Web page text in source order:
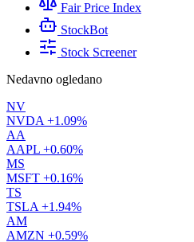
Fair Price Index
StockBot
Stock Screener
Nedavno ogledano
NV
NVDA +1.09%
AA
AAPL +0.60%
MS
MSFT +0.16%
TS
TSLA +1.94%
AM
AMZN +0.59%